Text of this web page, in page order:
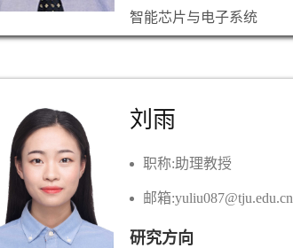
智能芯片与电子系统
刘雨
职称:助理教授
邮箱:yuliu087@tju.edu.cn
研究方向